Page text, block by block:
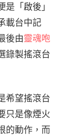
「啟後」
載台中記
後由靈魂咆
錄製搖滾台
希望搖滾台
只是像煙火
的動作，而